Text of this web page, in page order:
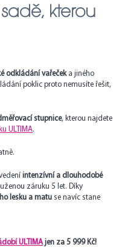
kterou
odkládání vařečeka jiného
poklic proto nemusíte řešit,
stupnice, kterou najdete
ULTIMA.
intenzívní a dlouhodobé
záruku 5 let. Díky
lesku a matu se navíc stane
ULTIMAjen za 5 999 Kč!